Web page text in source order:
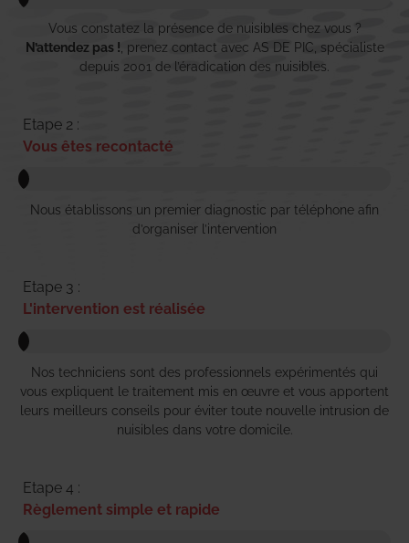
Vous constatez la présence de nuisibles chez vous ?
N’attendez pas ! , prenez contact avec AS DE PIC, spécialiste
depuis 2001 de l’éradication des nuisibles.
Etape 2 :
Vous êtes recontacté
Nous établissons un premier diagnostic par téléphone afin
d’organiser l’intervention
Etape 3 :
L'intervention est réalisée
Nos techniciens sont des professionnels expérimentés qui
vous expliquent le traitement mis en œuvre et vous apportent
leurs meilleurs conseils pour éviter toute nouvelle intrusion de
nuisibles dans votre domicile.
Etape 4 :
Règlement simple et rapide